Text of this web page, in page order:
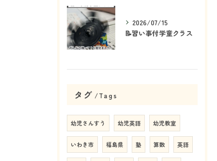
2026/07/15
📝習い事付学童クラス
タグ Tags
幼児さんすう 幼児英語 幼児教室
いわき市 福島県 塾 算数 英語